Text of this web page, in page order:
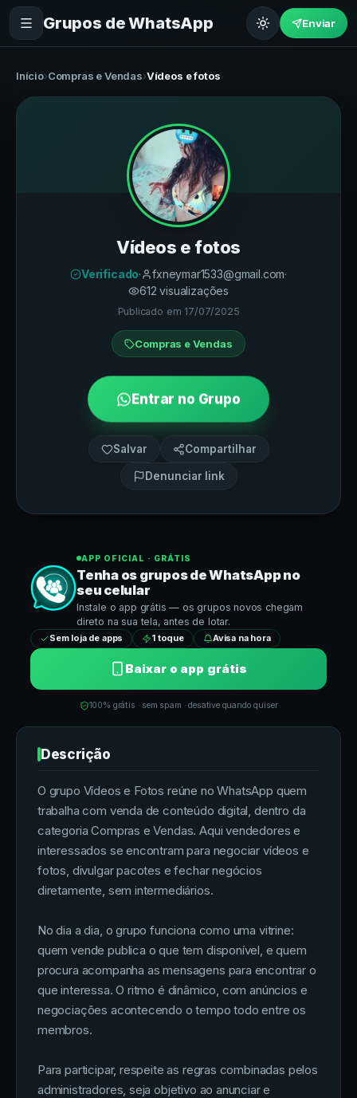
Grupos de WhatsApp Enviar
Início›Compras e Vendas›Vídeos e fotos
Vídeos e fotos
Verificado· fxneymar1533@gmail.com·
612 visualizações
Publicado em 17/07/2025
Compras e Vendas
Entrar no Grupo
Salvar Compartilhar
Denunciar link
APP OFICIAL · GRÁTIS
Tenha os grupos deWhatsAppno
seu celular
Instale o app grátis — os grupos novos chegam
direto na sua tela, antes de lotar.
Sem loja de apps 1 toque Avisa na hora
Baixar o app grátis
100% grátis · sem spam · desative quando quiser
Descrição
O grupo Vídeos e Fotos reúne no WhatsApp quem
trabalha com venda de conteúdo digital, dentro da
categoria Compras e Vendas. Aqui vendedores e
interessados se encontram para negociar vídeos e
fotos, divulgar pacotes e fechar negócios
diretamente, sem intermediários.
No dia a dia, o grupo funciona como uma vitrine:
quem vende publica o que tem disponível, e quem
procura acompanha as mensagens para encontrar o
que interessa. O ritmo é dinâmico, com anúncios e
negociações acontecendo o tempo todo entre os
membros.
Para participar, respeite as regras combinadas pelos
administradores, seja objetivo ao anunciar e